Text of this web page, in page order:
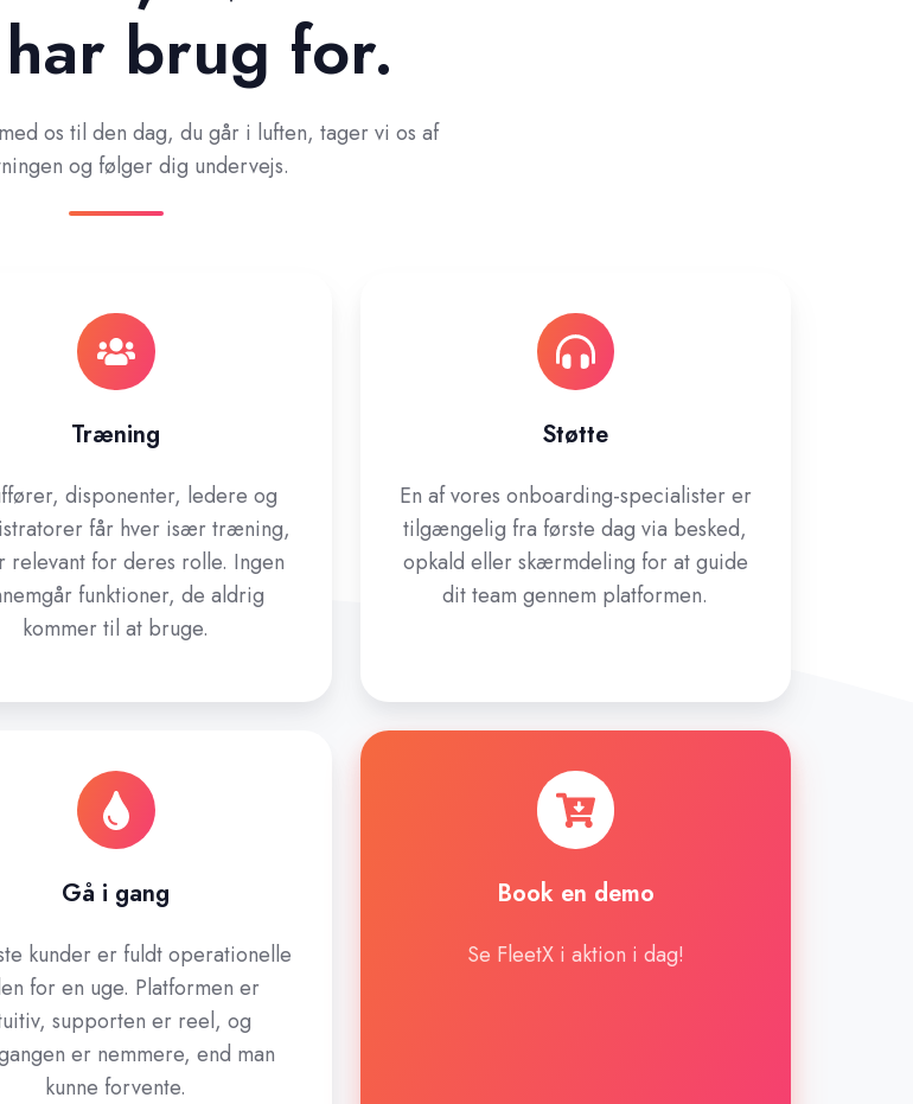
brug for.
os til den dag, du går i luften, tager vi os af
og følger dig undervejs.
Træning
disponenter, ledere og
får hver især træning,
relevant for deres rolle. Ingen
funktioner, de aldrig
kommer til at bruge.
Støtte
En af vores onboarding-specialister er
tilgængelig fra første dag via besked,
opkald eller skærmdeling for at guide
dit team gennem platformen.
Gå i gang
kunder er fuldt operationelle
for en uge. Platformen er
supporten er reel, og
er nemmere, end man
kunne forvente.
Book en demo
Se FleetX i aktion i dag!
en
demo